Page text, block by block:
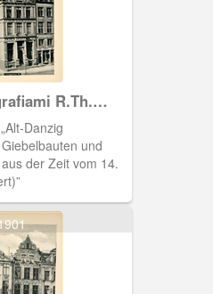
R.Th.
Danzig
und
der Zeit vom 14.